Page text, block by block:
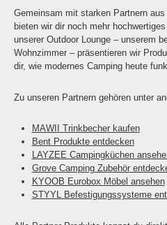
Gemeinsam mit starken Partnern
bieten wir dir noch mehr
unserer Outdoor Lounge – unserem
Wohnzimmer – präsentieren wir
dir, wie modernes Camping heute
Zu unseren Partnern gehören unter
MAWII Trinkbecher kaufen
Bent Produkte entdecken
LAYZEE Campingküchen
Grove Camping Zubehör
KYOOB Eurobox Möbel ansehen
STYYL Befestigungssysteme